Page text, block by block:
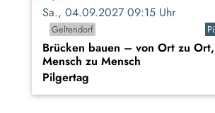
Sa., 04.09.2027 09:15 Uhr
Geltendorf
Brücken bauen – von Ort zu
Mensch zu Mensch
Pilgertag